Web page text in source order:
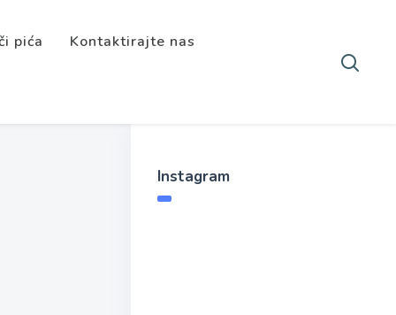
pića Kontaktirajte nas
Instagram